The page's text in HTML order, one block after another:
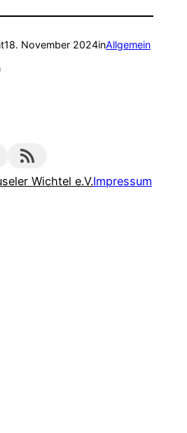
18. November 2024inAllgemein
RSS Feed
Wichtel e.V.Impressum